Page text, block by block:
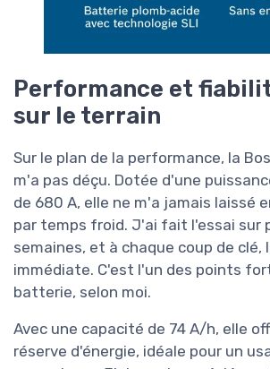
Performance et
sur le terrain
Sur le plan de la performance, la
m'a pas déçu. Dotée d'une
de 680 A, elle ne m'a jamais laissé
par temps froid. J'ai fait l'essai sur
semaines, et à chaque coup de
immédiate. C'est l'un des points
batterie, selon moi.
Avec une capacité de 74 A/h, elle
réserve d'énergie, idéale pour un